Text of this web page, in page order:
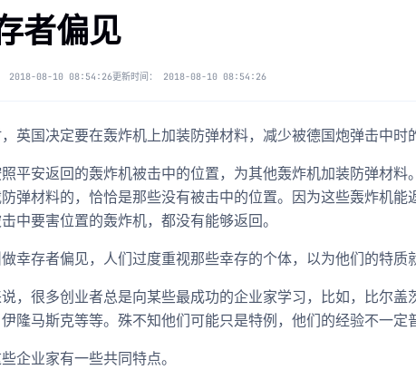
者偏见
2018-08-10 08:54:26更新时间： 2018-08-10 08:54:26
英国决定要在轰炸机上加装防弹材料，减少被德国炮弹击中时
平安返回的轰炸机被击中的位置，为其他轰炸机加装防弹材
弹材料的，恰恰是那些没有被击中的位置。因为这些轰炸机能
中要害位置的轰炸机，都没有能够返回。
幸存者偏见，人们过度重视那些幸存的个体，以为他们的特质
，很多创业者总是向某些最成功的企业家学习，比如，比尔
隆马斯克等等。殊不知他们可能只是特例，他们的经验不一定
企业家有一些共同特点。